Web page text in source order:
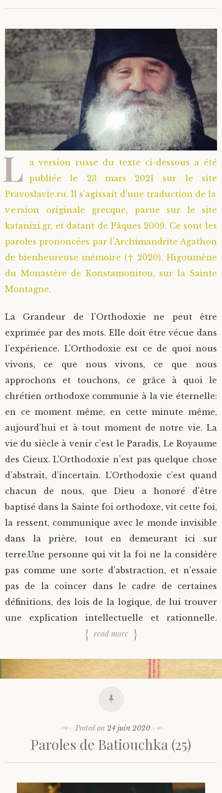
L
a version russe du texte ci-dessous a été
publiée le 23 mars 2021 sur le site
Pravoslavie.ru. Il s’agissait d’une traduction de la
version originale grecque, parue sur le site
katanixi.gr, et datant de Pâques 2009. Ce sont les
paroles prononcées par l’Archimandrite Agathon
de bienheureuse mémoire († 2020), Higoumène
du Monastère de Konstamonitou, sur la Sainte
Montagne.
La Grandeur de l’Orthodoxie ne peut être
exprimée par des mots. Elle doit être vécue dans
l’expérience. L’Orthodoxie est ce de quoi nous
vivons, ce que nous vivons, ce que nous
approchons et touchons, ce grâce à quoi le
chrétien orthodoxe communie à la vie éternelle:
en ce moment même, en cette minute même,
aujourd’hui et à tout moment de notre vie. La
vie du siècle à venir c’est le Paradis, Le Royaume
des Cieux. L’Orthodoxie n’est pas quelque chose
d’abstrait, d’incertain. L’Orthodoxie c’est quand
chacun de nous, que Dieu a honoré d’être
baptisé dans la Sainte foi orthodoxe, vit cette foi,
la ressent, communique avec le monde invisible
dans la prière, tout en demeurant ici sur
terre.Une personne qui vit la foi ne la considère
pas comme une sorte d’abstraction, et n’essaie
pas de la coincer dans le cadre de certaines
définitions, des lois de la logique, de lui trouver
une explication intellectuelle et rationnelle.
read more
Posted on 24 juin 2020
Paroles de Batiouchka (25)